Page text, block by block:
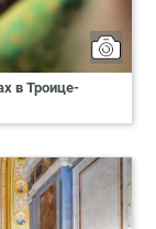
в Троице-